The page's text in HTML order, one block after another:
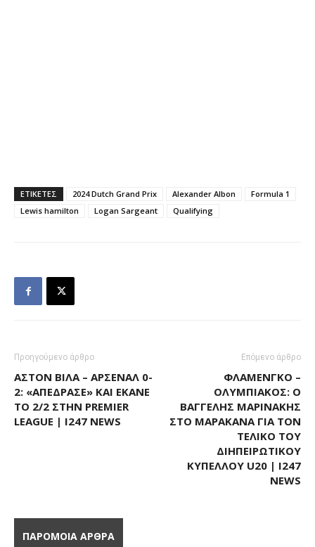
ΕΤΙΚΕΤΕΣ 2024 Dutch Grand Prix Alexander Albon
Formula 1
Lewis hamilton
Logan Sargeant Qualifying
Προηγούμενο άρθρο
ΆΣΤΟΝ ΒΊΛΑ – ΆΡΣΕΝΑΛ 0-
2: «ΑΠΈΔΡΑΣΕ» ΚΑΙ ΈΚΑΝΕ
ΤΟ 2/2 ΣΤΗΝ PREMIER
LEAGUE | I247 NEWS
Επόμενο άρθρο
ΦΛΑΜΈΝΓΚΟ –
ΟΛΥΜΠΙΑΚΌΣ: Ο
ΒΑΓΓΈΛΗΣ ΜΑΡΙΝΆΚΗΣ
ΣΤΟ ΜΑΡΑΚΑΝΆ ΓΙΑ ΤΟΝ
ΤΕΛΙΚΌ ΤΟΥ
ΔΙΗΠΕΙΡΩΤΙΚΟΎ
ΚΥΠΈΛΛΟΥ U20 | I247
NEWS
ΠΑΡΟΜΟΙΑ ΑΡΘΡΑ